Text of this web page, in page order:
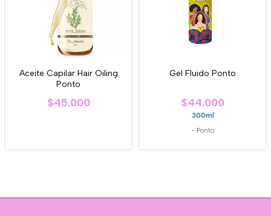
Aceite Capilar Hair Oiling
Ponto
$45.000
Gel Fluido Ponto
$44.000
300ml
- Ponto